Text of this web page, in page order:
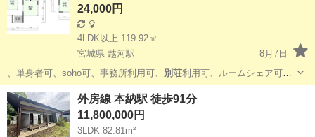
24,000円
4LDK以上 119.92㎡
宮城県 越河駅
8月7日
、単身者可、soho可、事務所利用可、 別荘利用可、ルームシェア可、
フリーレント …
宮城 白石市 越河駅 一戸建て 仲介手数料
外房線 本納駅 徒歩91分
11,800,000円
3LDK 82.81m²